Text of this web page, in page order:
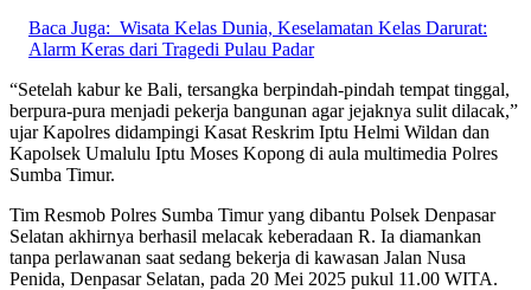
Baca Juga: Wisata Kelas Dunia, Keselamatan Kelas Darurat:
Alarm Keras dari Tragedi Pulau Padar
“Setelah kabur ke Bali, tersangka berpindah-pindah tempat tinggal,
berpura-pura menjadi pekerja bangunan agar jejaknya sulit dilacak,”
ujar Kapolres didampingi Kasat Reskrim Iptu Helmi Wildan dan
Kapolsek Umalulu Iptu Moses Kopong di aula multimedia Polres
Sumba Timur.
Tim Resmob Polres Sumba Timur yang dibantu Polsek Denpasar
Selatan akhirnya berhasil melacak keberadaan R. Ia diamankan
tanpa perlawanan saat sedang bekerja di kawasan Jalan Nusa
Penida, Denpasar Selatan, pada 20 Mei 2025 pukul 11.00 WITA.